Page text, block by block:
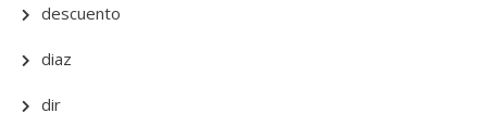
descuento
diaz
dir